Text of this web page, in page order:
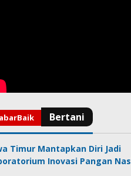
Timur Mantapkan Diri Jadi
Inovasi Pangan